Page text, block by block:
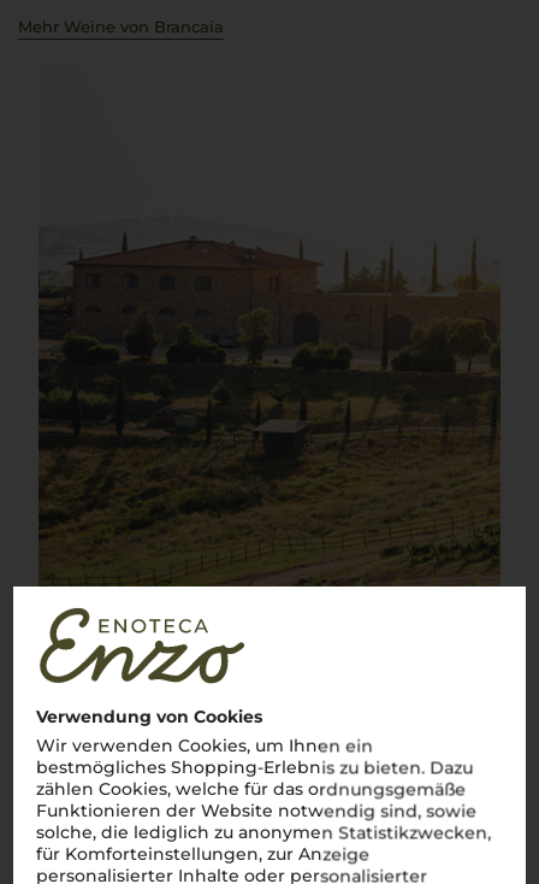
Verwendung von Cookies
Wir verwenden Cookies, um Ihnen ein
bestmögliches Shopping-Erlebnis zu bieten. Dazu
zählen Cookies, welche für das ordnungsgemäße
Funktionieren der Website notwendig sind, sowie
solche, die lediglich zu anonymen Statistikzwecken,
für Komforteinstellungen, zur Anzeige
personalisierter Inhalte oder personalisierter
Mehr Weine von Brancaia